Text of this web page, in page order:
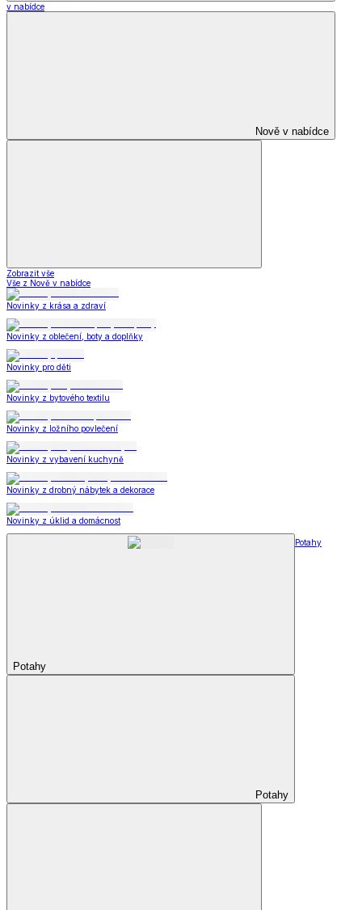
v nabídce
Nově v nabídce
Zobrazit vše
Vše z Nově v nabídce
Novinky z krása a zdraví
Novinky z oblečení, boty a doplňky
Novinky pro děti
Novinky z bytového textilu
Novinky z ložního povlečení
Novinky z vybavení kuchyně
Novinky z drobný nábytek a dekorace
Novinky z úklid a domácnost
Potahy
Potahy
Potahy